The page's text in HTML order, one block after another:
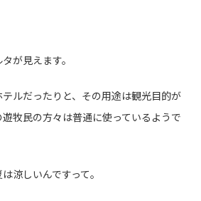
が見えます。
ルだったりと、その用途は観光目的が
牧民の方々は普通に使っているようで
涼しいんですって。